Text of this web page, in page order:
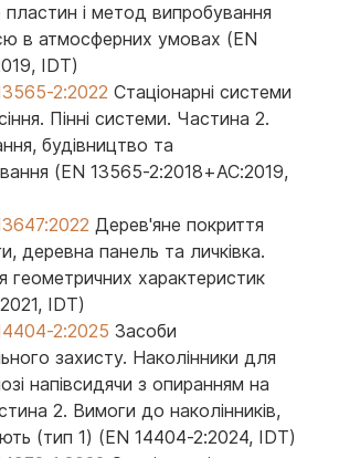
і метод випробування
в атмосферних умовах (EN
IDT)
2:2022 Стаціонарні системи
Пінні системи. Частина 2.
будівництво та
(EN 13565-2:2018+AC:2019,
Дерев'яне покриття
деревна панель та личківка.
геометричних характеристик
IDT)
2:2025 Засоби
захисту. Наколінники для
напівсидячи з опиранням на
2. Вимоги до наколінників,
(тип 1) (EN 14404-2:2024, IDT)